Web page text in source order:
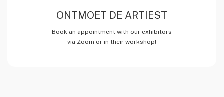
ONTMOET DE ARTIEST
Book an appointment with our exhibitors
via Zoom or in their workshop!